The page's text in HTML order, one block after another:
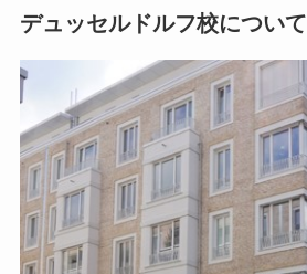
デュッセルドルフ校について